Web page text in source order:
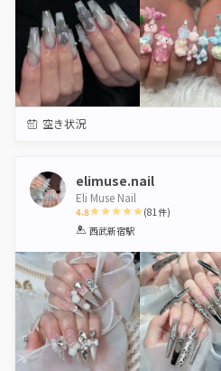
空き状況
elimuse.nail
Eli Muse Nail
4.8
1 2 3 4 5
(81件)
西武新宿駅